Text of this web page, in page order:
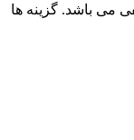
می باشد. گزینه ها